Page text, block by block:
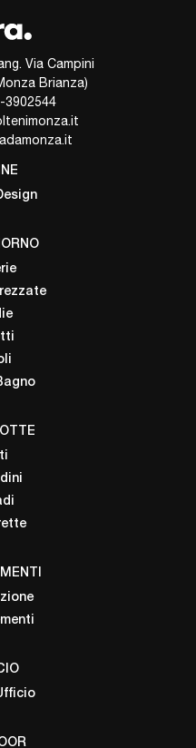
Via Campini
Brianza)
3902544